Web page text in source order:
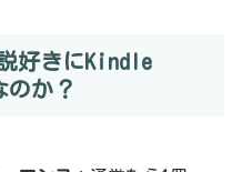
好きにKindle
か？